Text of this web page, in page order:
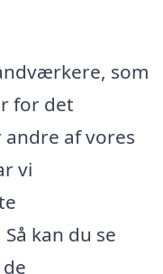
som
for det
af vores
vi
kan du se